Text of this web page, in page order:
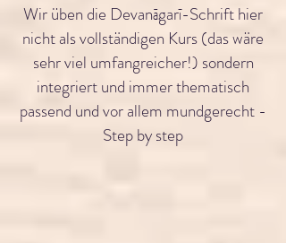
Wir üben die Devanāgarī-Schrift hier
nicht als vollständigen Kurs (das wäre
sehr viel umfangreicher!) sondern
integriert und immer thematisch
passend und vor allem mundgerecht -
Step by step